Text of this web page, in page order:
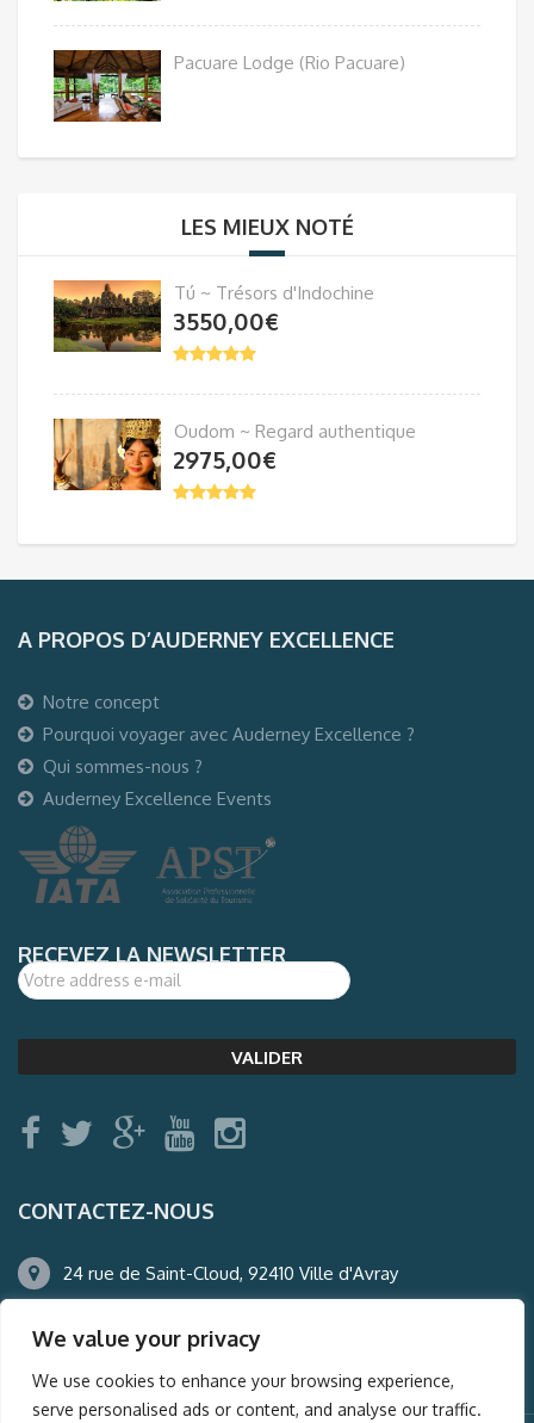
We value your privacy
We use cookies to enhance your browsing experience,
serve personalised ads or content, and analyse our traffic.
Pacuare Lodge (Rio Pacuare)
LES MIEUX NOTÉ
Tú ~ Trésors d'Indochine
3550,00€
Oudom ~ Regard authentique
2975,00€
A PROPOS D’AUDERNEY EXCELLENCE
Notre concept
Pourquoi voyager avec Auderney Excellence ?
Qui sommes-nous ?
Auderney Excellence Events
RECEVEZ LA NEWSLETTER
CONTACTEZ-NOUS
24 rue de Saint-Cloud, 92410 Ville d'Avray